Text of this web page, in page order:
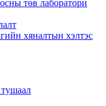
төв лаборатори
хяналтын хэлтэс